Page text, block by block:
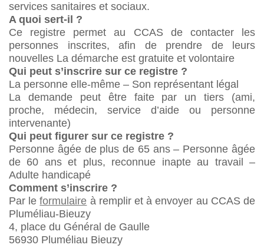
services sanitaires et sociaux.
A quoi sert-il ?
Ce registre permet au CCAS de contacter les
personnes inscrites, afin de prendre de leurs
nouvelles La démarche est gratuite et volontaire
Qui peut s’inscrire sur ce registre ?
La personne elle-même – Son représentant légal
La demande peut être faite par un tiers (ami,
proche, médecin, service d’aide ou personne
intervenante)
Qui peut figurer sur ce registre ?
Personne âgée de plus de 65 ans – Personne âgée
de 60 ans et plus, reconnue inapte au travail –
Adulte handicapé
Comment s’inscrire ?
Par leformulaire à remplir et à envoyer au CCAS de
Pluméliau-Bieuzy
4, place du Général de Gaulle
56930 Pluméliau Bieuzy